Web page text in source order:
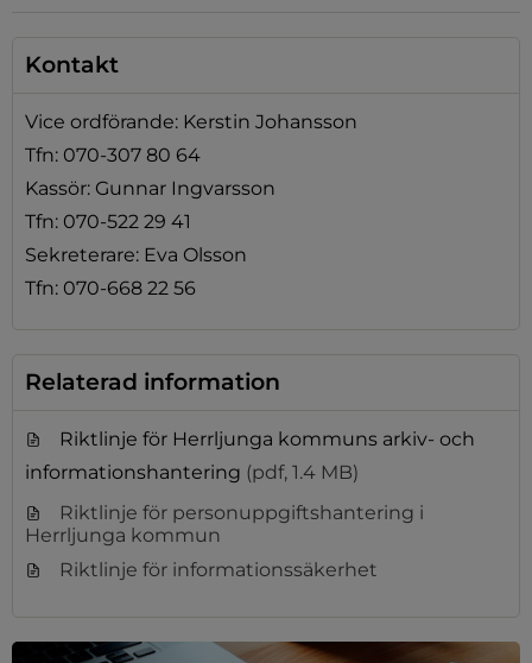
Kontakt
Vice ordförande: Kerstin Johansson
Tfn: 070-307 80 64
Kassör: Gunnar Ingvarsson
Tfn: 070-522 29 41
Sekreterare: Eva Olsson
Tfn: 070-668 22 56
Relaterad information
Riktlinje för Herrljunga kommuns arkiv- och
informationshantering (pdf, 1.4 MB)
Riktlinje för personuppgiftshantering i
Herrljunga kommun
Riktlinje för informationssäkerhet